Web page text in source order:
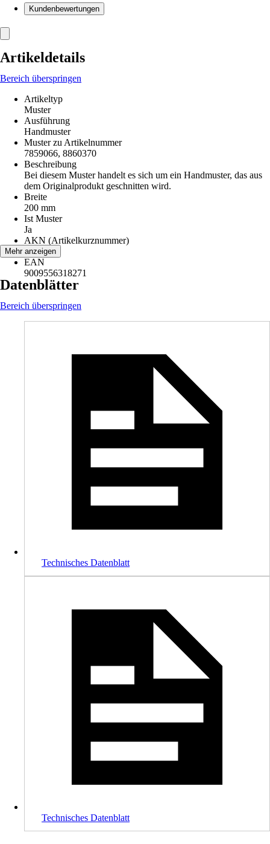
Kundenbewertungen
Artikeldetails
Bereich überspringen
Artikeltyp
Muster
Ausführung
Handmuster
Muster zu Artikelnummer
7859066, 8860370
Beschreibung
Bei diesem Muster handelt es sich um ein Handmuster, das aus
dem Originalprodukt geschnitten wird.
Breite
200 mm
Ist Muster
Ja
AKN (Artikelkurznummer)
77RP
EAN
9009556318271
Mehr anzeigen
Datenblätter
Bereich überspringen
Technisches Datenblatt
Technisches Datenblatt